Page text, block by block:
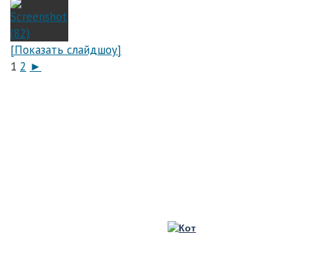
[Показать слайдшоу]
1 2 ►